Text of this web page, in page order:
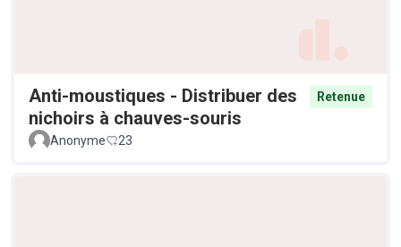
Anti-moustiques - Distribuer des
nichoirs à chauves-souris
Retenue
Anonyme 23